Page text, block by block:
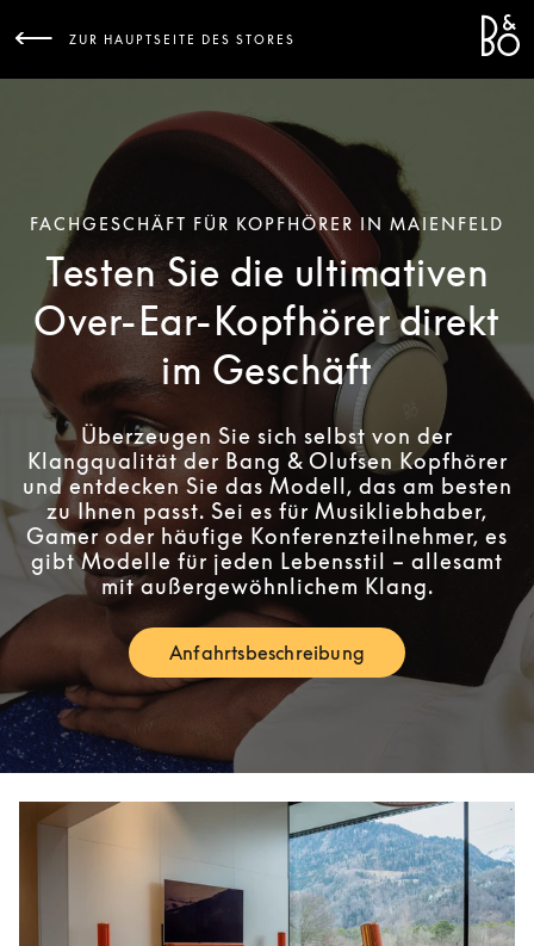
ZUR HAUPTSEITE DES STORES
FACHGESCHÄFT FÜR KOPFHÖRER IN MAIENFELD
Testen Sie die ultimativen
Over-Ear-Kopfhörer direkt
im Geschäft
Überzeugen Sie sich selbst von der
Klangqualität der Bang & Olufsen Kopfhörer
und entdecken Sie das Modell, das am besten
zu Ihnen passt. Sei es für Musikliebhaber,
Gamer oder häufige Konferenzteilnehmer, es
gibt Modelle für jeden Lebensstil – allesamt
mit außergewöhnlichem Klang.
AnfahrtsbeschreibungLink Opens in New Tab